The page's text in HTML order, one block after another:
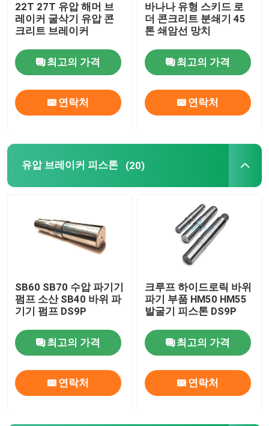
유압 브레이커는 속입니다
브레이커 밀봉
브레이커 볼트
굴삭기 분쇄기 버킷
분명한 분쇄기
수력 분쇄기
굴삭기 격투
22T 27T 유압 해머 브
레이커 굴삭기 유압 콘
크리트 브레이커
최고의 가격
연락처
바나나 유형 스키드 로
더 콘크리트 분쇄기 45
톤 쇄암선 망치
최고의 가격
연락처
유압 브레이커 피스톤 (20)
SB60 SB70 수압 파기기
펌프 소산 SB40 바위 파
기기 펌프 DS9P
최고의 가격
연락처
크루프 하이드로릭 바위
파기 부품 HM50 HM55
발굴기 피스톤 DS9P
최고의 가격
연락처